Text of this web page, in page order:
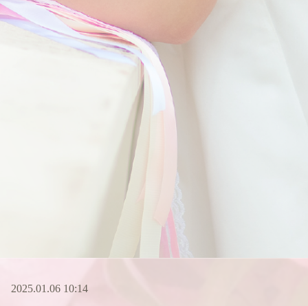
2025.01.06 10:14